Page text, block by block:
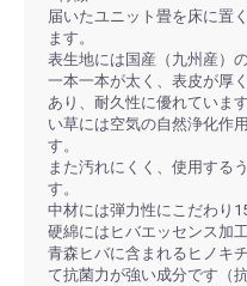
届いたユニット畳を床に置
ます。
表生地には国産（九州産）
一本一本が太く、表皮が厚
あり、耐久性に優れています
い草には空気の自然浄化作
す。
また汚れにくく、使用する
す。
中材には弾力性にこだわり
硬綿にはヒバエッセンス加
青森ヒバに含まれるヒノキ
て抗菌力が強い成分です（